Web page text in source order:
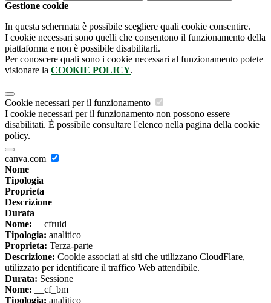
Gestione cookie
In questa schermata è possibile scegliere quali cookie consentire.
I cookie necessari sono quelli che consentono il funzionamento della
piattaforma e non è possibile disabilitarli.
Per conoscere quali sono i cookie necessari al funzionamento potete
visionare la COOKIE POLICY.
Cookie necessari per il funzionamento
I cookie necessari per il funzionamento non possono essere
disabilitati. È possibile consultare l'elenco nella pagina della cookie
policy.
canva.com
Nome
Tipologia
Proprieta
Descrizione
Durata
Nome: __cfruid
Tipologia: analitico
Proprieta: Terza-parte
Descrizione: Cookie associati ai siti che utilizzano CloudFlare,
utilizzato per identificare il traffico Web attendibile.
Durata: Sessione
Nome: __cf_bm
Tipologia: analitico